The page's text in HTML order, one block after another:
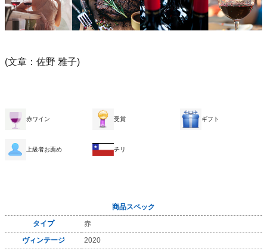
(文章：佐野 雅子)
赤ワイン 受賞 ギフト
上級者お薦め チリ
商品スペック
タイプ
赤
ヴィンテージ
2020